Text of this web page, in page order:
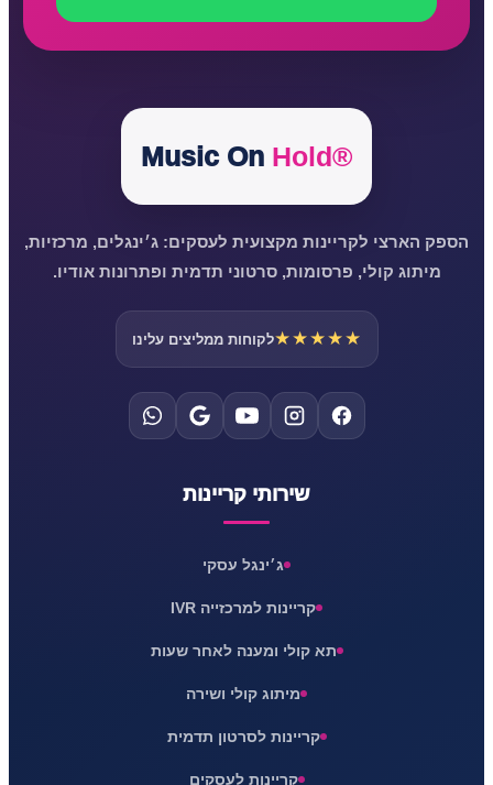
Music On Hold®
הספק הארצי לקריינות מקצועית לעסקים: ג׳ינגלים, מרכזיות,
מיתוג קולי, פרסומות, סרטוני תדמית ופתרונות אודיו.
★★★★★לקוחות ממליצים עלינו
שירותי קריינות
ג׳ינגל עסקי
קריינות למרכזייה IVR
תא קולי ומענה לאחר שעות
מיתוג קולי ושירה
קריינות לסרטון תדמית
קריינות לעסקים